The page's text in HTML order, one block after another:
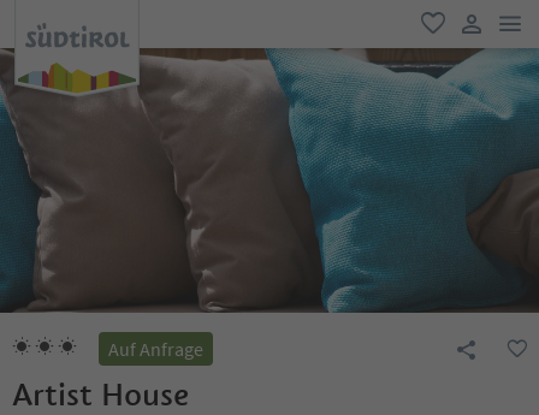
favorit
user link
Auf Anfrage
Artist House